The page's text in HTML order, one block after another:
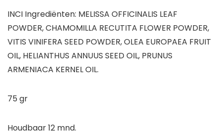
INCI Ingrediënten: MELISSA OFFICINALIS LEAF
POWDER, CHAMOMILLA RECUTITA FLOWER POWDER,
VITIS VINIFERA SEED POWDER, OLEA EUROPAEA FRUIT
OIL, HELIANTHUS ANNUUS SEED OIL, PRUNUS
ARMENIACA KERNEL OIL.
75 gr
Houdbaar 12 mnd.